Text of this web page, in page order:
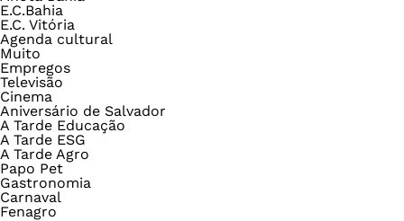
E.C.Bahia
E.C. Vitória
Agenda cultural
Muito
Empregos
Televisão
Cinema
Aniversário de Salvador
A Tarde Educação
A Tarde ESG
A Tarde Agro
Papo Pet
Gastronomia
Carnaval
Fenagro